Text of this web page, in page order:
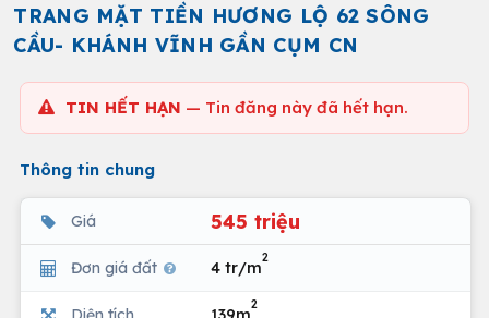
TRANG MẶT TIỀN HƯƠNG LỘ 62 SÔNG
CẦU- KHÁNH VĨNH GẦN CỤM CN
TIN HẾT HẠN — Tin đăng này đã hết hạn.
Thông tin chung
Giá 545 triệu
Đơn giá đất 4 tr/m
2
2